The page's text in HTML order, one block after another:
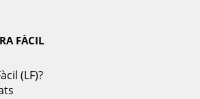
FÀCIL
(LF)?